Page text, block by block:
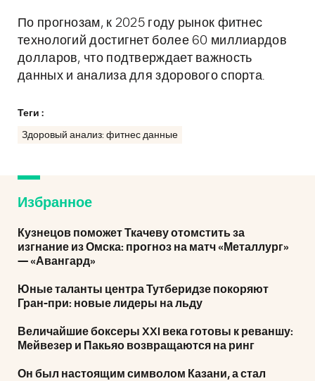
По прогнозам, к 2025 году рынок фитнес
технологий достигнет более 60 миллиардов
долларов, что подтверждает важность
данных и анализа для здорового спорта.
Теги :
Здоровый анализ: фитнес данные
Избранное
Кузнецов поможет Ткачеву отомстить за
изгнание из Омска: прогноз на матч «Металлург»
— «Авангард»
Юные таланты центра Тутберидзе покоряют
Гран-при: новые лидеры на льду
Величайшие боксеры XXI века готовы к реваншу:
Мейвезер и Пакьяо возвращаются на ринг
Он был настоящим символом Казани, а стал